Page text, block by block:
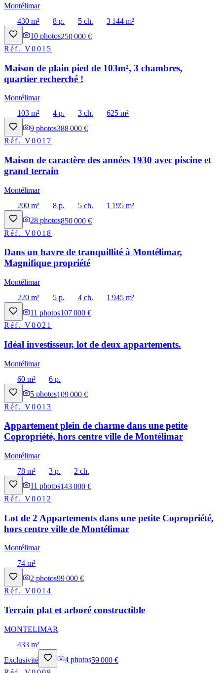
Montélimar
430 m²
8 p. 5 ch.
3 144 m²
10 photos250 000 €
Réf.V0015
Maison de plain pied de 103m², 3 chambres,
quartier recherché !
Montélimar
103 m²
4 p. 3 ch.
625 m²
9 photos388 000 €
Réf.V0017
Maison de caractère des années 1930 avec piscine et
grand terrain
Montélimar
200 m²
8 p. 5 ch.
1 195 m²
28 photos850 000 €
Réf.V0018
Dans un havre de tranquillité à Montélimar,
Magnifique propriété
Montélimar
220 m²
5 p. 4 ch.
1 945 m²
11 photos107 000 €
Réf.V0021
Idéal investisseur, lot de deux appartements.
Montélimar
60 m²
6 p.
5 photos109 000 €
Réf.V0013
Appartement plein de charme dans une petite
Copropriété, hors centre ville de Montélimar
Montélimar
78 m²
3 p.
2 ch.
11 photos143 000 €
Réf.V0012
Lot de 2 Appartements dans une petite Copropriété,
hors centre ville de Montélimar
Montélimar
74 m²
2 photos99 000 €
Réf.V0014
Terrain plat et arboré constructible
MONTELIMAR
433 m²
Exclusivité
4 photos59 000 €